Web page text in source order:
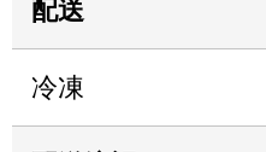
配送
冷凍